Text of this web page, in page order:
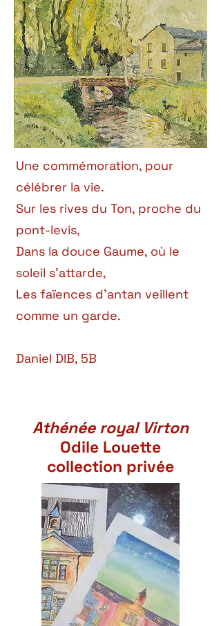
Une commémoration, pour
célébrer la vie.
Sur les rives du Ton, proche du
pont‑levis,
Dans la douce Gaume, où le
soleil s’attarde,
Les faïences d’antan veillent
comme un garde.
Daniel DIB, 5B
Athénée royal Virton
Odile Louette
collection privée